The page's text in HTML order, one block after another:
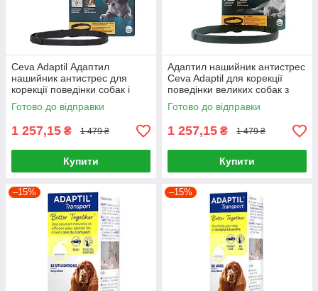
Ceva Adaptil Адаптил
нашийник антистрес для
корекції поведінки собак і
цуценят з феромонами
розмір S-M
Готово до відправки
1 257,15 ₴ 1 479 ₴
Купити
Адаптил нашийник антистрес
Ceva Adaptil для корекції
поведінки великих собак з
феромонами розмір M-L
Готово до відправки
1 257,15 ₴ 1 479 ₴
Купити
–15% –15%